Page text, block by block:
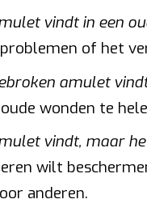
vindt in een
of het
amulet
wonden te
vindt, maar
wilt
anderen.